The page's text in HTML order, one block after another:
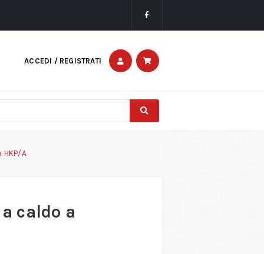
ACCEDI / REGISTRATI
A
caldo a